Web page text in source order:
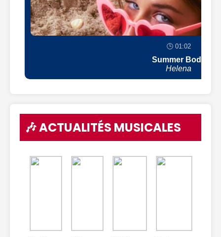
🕒 01:02
Summer Body
Helena
🎶 ACTUALITÉS MUSICALES